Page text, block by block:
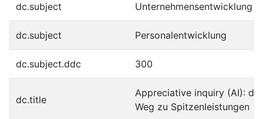
dc.subject Unternehmensentwicklung
dc.subject Personalentwicklung
dc.subject.ddc 300
dc.title
Appreciative inquiry (AI): der
Weg zu Spitzenleistungen